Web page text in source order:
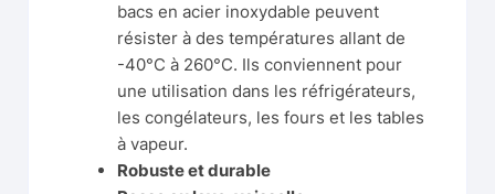
bacs en acier inoxydable peuvent
résister à des températures allant de
-40°C à 260°C. Ils conviennent pour
une utilisation dans les réfrigérateurs,
les congélateurs, les fours et les tables
à vapeur.
Robuste et durable